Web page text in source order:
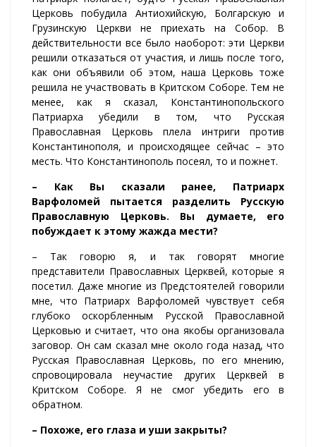
Церковь побудила Антиохийскую, Болгарскую и
Грузинскую Церкви не приехать на Собор. В
действительности все было наоборот: эти Церкви
решили отказаться от участия, и лишь после того,
как они объявили об этом, наша Церковь тоже
решила не участвовать в Критском Соборе. Тем не
менее, как я сказал, Константинопольского
Патриарха убедили в том, что Русская
Православная Церковь плела интриги против
Константинополя, и происходящее сейчас – это
месть. Что Константинополь посеял, то и пожнет.
– Как Вы сказали ранее, Патриарх
Варфоломей пытается разделить Русскую
Православную Церковь. Вы думаете, его
побуждает к этому жажда мести?
– Так говорю я, и так говорят многие
представители Православных Церквей, которые я
посетил. Даже многие из Предстоятелей говорили
мне, что Патриарх Варфоломей чувствует себя
глубоко оскорбленным Русской Православной
Церковью и считает, что она якобы организовала
заговор. Он сам сказал мне около года назад, что
Русская Православная Церковь, по его мнению,
спровоцировала неучастие других Церквей в
Критском Соборе. Я не смог убедить его в
обратном.
– Похоже, его глаза и уши закрыты?